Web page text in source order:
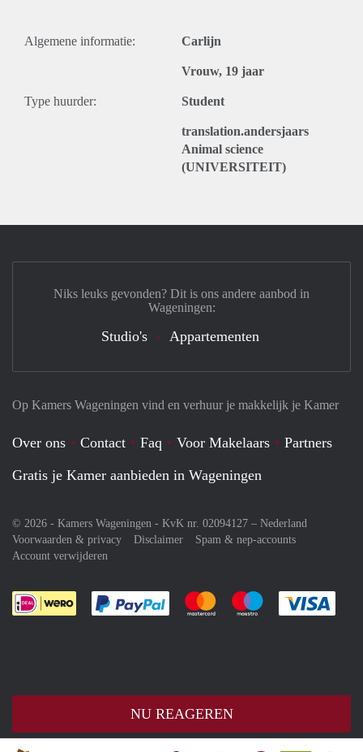
Algemene informatie: Carlijn
Vrouw, 19 jaar
Type huurder: Student
translation.andersjaars
Animal science
(UNIVERSITEIT)
NU REAGEREN
Op Kamers Wageningen vind en verhuur je makkelijk je Kamer
Over ons Contact Faq Voor Makelaars
Partners
Gratis je Kamer aanbieden in Wageningen
© 2026 - Kamers Wageningen - KvK nr. 02094127 – Nederland
Voorwaarden & privacy
Disclaimer
Spam & nep-accounts
Account verwijderen
Je rekent gemakkelijk af met Paypal
Je rekent gemakkelijk af met
Je rekent
Niks leuks gevonden? Dit is ons andere aanbod in
Wageningen:
Studio's Appartementen